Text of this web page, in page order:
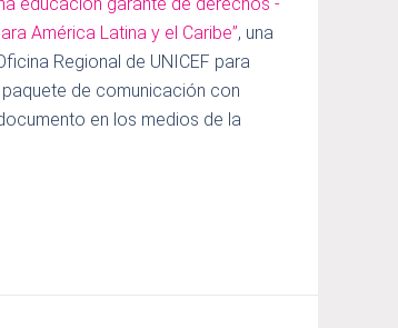
educación garante de derechos -
América Latina y el Caribe”, una
Regional de UNICEF para
de comunicación con
en los medios de la